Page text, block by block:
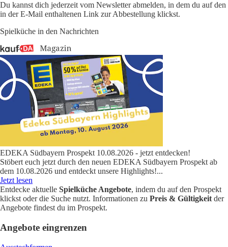
Du kannst dich jederzeit vom Newsletter abmelden, in dem du auf den
in der E-Mail enthaltenen Link zur Abbestellung klickst.
Spielküche in den Nachrichten
EDEKA Südbayern Prospekt 10.08.2026 - jetzt entdecken!
Stöbert euch jetzt durch den neuen EDEKA Südbayern Prospekt ab
dem 10.08.2026 und entdeckt unsere Highlights!...
Jetzt lesen
Entdecke aktuelle Spielküche Angebote, indem du auf den Prospekt
klickst oder die Suche nutzt. Informationen zu Preis & Gültigkeit der
Angebote findest du im Prospekt.
Angebote eingrenzen